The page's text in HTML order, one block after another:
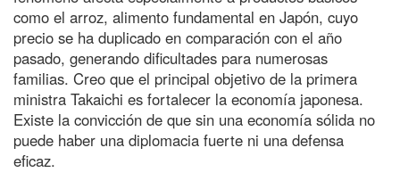
como el arroz, alimento fundamental en Japón, cuyo
precio se ha duplicado en comparación con el año
pasado, generando dificultades para numerosas
familias. Creo que el principal objetivo de la primera
ministra Takaichi es fortalecer la economía japonesa.
Existe la convicción de que sin una economía sólida no
puede haber una diplomacia fuerte ni una defensa
eficaz.